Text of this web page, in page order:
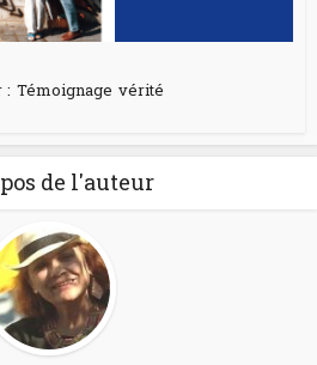
: Témoignage vérité
de l'auteur